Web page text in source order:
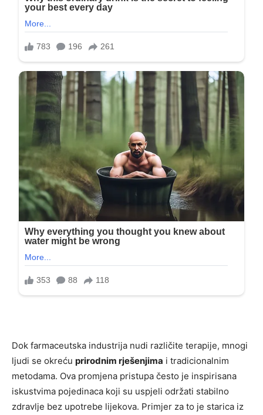
Dok farmaceutska industrija nudi različite terapije, mnogi
ljudi se okreću prirodnim rješenjima i tradicionalnim
metodama. Ova promjena pristupa često je inspirisana
iskustvima pojedinaca koji su uspjeli održati stabilno
zdravlje bez upotrebe lijekova. Primjer za to je starica iz